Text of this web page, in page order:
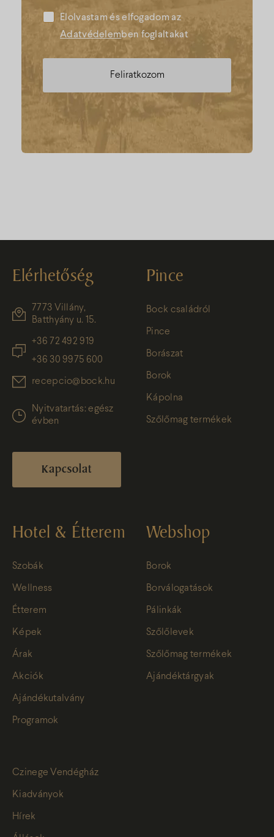
Elolvastam és elfogadom az
Adatvédelemben foglaltakat
Elérhetőség
7773 Villány,
Batthyány u. 15.
+36 72 492 919
+36 30 9975 600
recepcio@bock.hu
Nyitvatartás: egész
évben
Kapcsolat
Pince
Bock családról
Pince
Borászat
Borok
Kápolna
Szőlőmag termékek
Hotel & Étterem
Szobák
Wellness
Étterem
Képek
Árak
Akciók
Ajándékutalvány
Programok
Webshop
Borok
Borválogatások
Pálinkák
Szőlőlevek
Szőlőmag termékek
Ajándéktárgyak
Czinege Vendégház
Kiadványok
Hírek